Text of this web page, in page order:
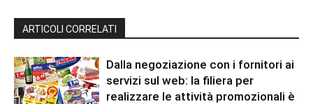
ARTICOLI CORRELATI
Dalla negoziazione con i fornitori ai
servizi sul web: la filiera per
realizzare le attività promozionali è